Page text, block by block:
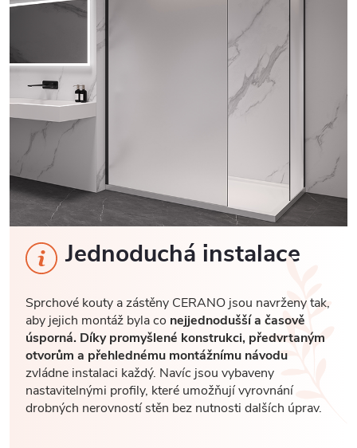
Jednoduchá instalace
Sprchové kouty a zástěny CERANO jsou navrženy tak,
aby jejich montáž byla co nejjednodušší a časově
úsporná. Díky promyšlené konstrukci, předvrtaným
otvorům a přehlednému montážnímu návodu
zvládne instalaci každý. Navíc jsou vybaveny
nastavitelnými profily, které umožňují vyrovnání
drobných nerovností stěn bez nutnosti dalších úprav.